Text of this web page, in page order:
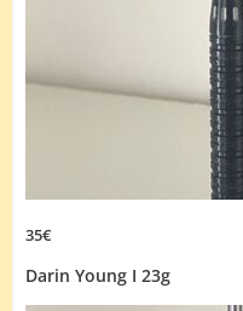
35€
Darin Young I 23g